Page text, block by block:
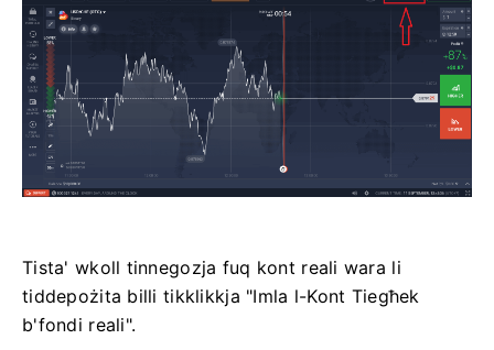
Tista' wkoll tinnegozja fuq kont reali wara li
tiddepożita billi tikklikkja "Imla l-Kont Tiegħek
b'fondi reali".